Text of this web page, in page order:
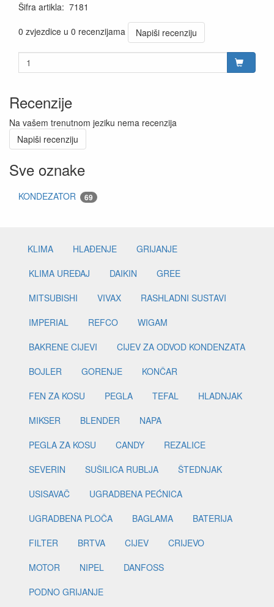
Šifra artikla: 7181
0 zvjezdice u 0 recenzijama
Napiši recenziju
Recenzije
Na vašem trenutnom jeziku nema recenzija
Napiši recenziju
Sve oznake
KONDEZATOR 69
KLIMA HLAĐENJE
GRIJANJE
KLIMA UREĐAJ
DAIKIN
GREE
MITSUBISHI
VIVAX
RASHLADNI SUSTAVI
IMPERIAL
REFCO
WIGAM
BAKRENE CIJEVI
CIJEV ZA ODVOD KONDENZATA
BOJLER
GORENJE
KONČAR
FEN ZA KOSU
PEGLA TEFAL
HLADNJAK
MIKSER
BLENDER
NAPA
PEGLA ZA KOSU
CANDY
REZALICE
SEVERIN
SUŠILICA RUBLJA
ŠTEDNJAK
USISAVAČ
UGRADBENA PEĆNICA
UGRADBENA PLOČA
BAGLAMA
BATERIJA
FILTER
BRTVA CIJEV
CRIJEVO
MOTOR
NIPEL
DANFOSS
PODNO GRIJANJE